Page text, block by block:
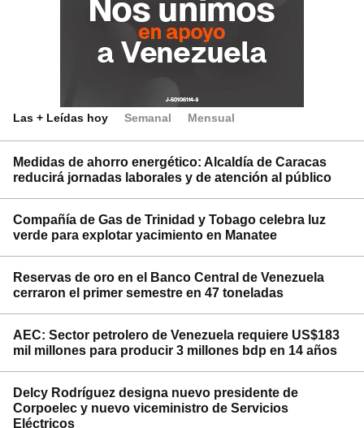
Las + Leídas hoy Semanal Mensual
Medidas de ahorro energético: Alcaldía de Caracas
reducirá jornadas laborales y de atención al público
Compañía de Gas de Trinidad y Tobago celebra luz
verde para explotar yacimiento en Manatee
Reservas de oro en el Banco Central de Venezuela
cerraron el primer semestre en 47 toneladas
AEC: Sector petrolero de Venezuela requiere US$183
mil millones para producir 3 millones bdp en 14 años
Delcy Rodríguez designa nuevo presidente de
Corpoelec y nuevo viceministro de Servicios
Eléctricos